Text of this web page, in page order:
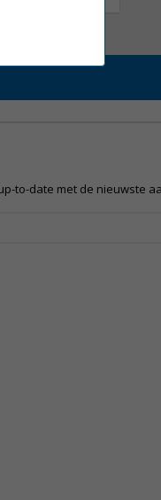
to-date met de nieuwste